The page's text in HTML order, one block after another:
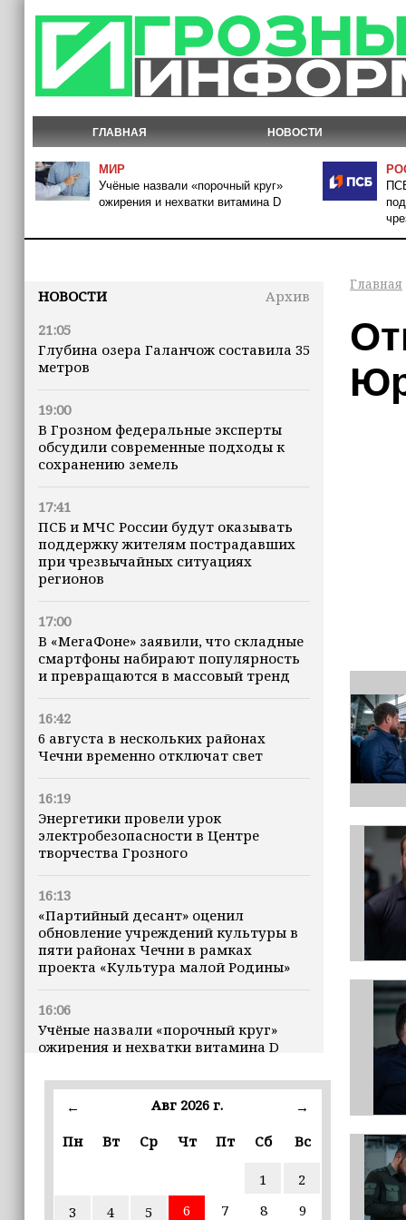
ГЛАВНАЯ НОВОСТИ
МИР
Учёные назвали «порочный круг»
ожирения и нехватки витамина D
НОВОСТИ
Архив
21:05
Глубина озера Галанчож составила 35
метров
19:00
В Грозном федеральные эксперты
обсудили современные подходы к
сохранению земель
17:41
ПСБ и МЧС России будут оказывать
поддержку жителям пострадавших
при чрезвычайных ситуациях
регионов
17:00
В «МегаФоне» заявили, что складные
смартфоны набирают популярность
и превращаются в массовый тренд
16:42
6 августа в нескольких районах
Чечни временно отключат свет
16:19
Энергетики провели урок
электробезопасности в Центре
творчества Грозного
16:13
«Партийный десант» оценил
обновление учреждений культуры в
пяти районах Чечни в рамках
проекта «Культура малой Родины»
16:06
Учёные назвали «порочный круг»
ожирения и нехватки витамина D
16:00
В Чеченской Республике начинается
избирательные комиссии
← Авг 2026 г.
→
Пн
Вт Ср Чт Пт Сб Вс
1
2
3
4 5 6 7 8
9
Главная